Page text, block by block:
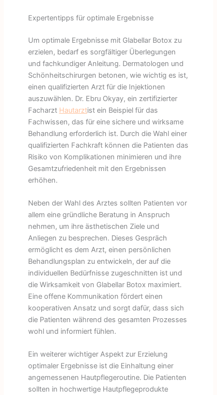
Expertentipps für optimale Ergebnisse
Um optimale Ergebnisse mit Glabellar Botox zu
erzielen, bedarf es sorgfältiger Überlegungen
und fachkundiger Anleitung. Dermatologen und
Schönheitschirurgen betonen, wie wichtig es ist,
einen qualifizierten Arzt für die Injektionen
auszuwählen. Dr. Ebru Okyay, ein zertifizierter
Facharzt Hautarztist ein Beispiel für das
Fachwissen, das für eine sichere und wirksame
Behandlung erforderlich ist. Durch die Wahl einer
qualifizierten Fachkraft können die Patienten das
Risiko von Komplikationen minimieren und ihre
Gesamtzufriedenheit mit den Ergebnissen
erhöhen.
Neben der Wahl des Arztes sollten Patienten vor
allem eine gründliche Beratung in Anspruch
nehmen, um ihre ästhetischen Ziele und
Anliegen zu besprechen. Dieses Gespräch
ermöglicht es dem Arzt, einen persönlichen
Behandlungsplan zu entwickeln, der auf die
individuellen Bedürfnisse zugeschnitten ist und
die Wirksamkeit von Glabellar Botox maximiert.
Eine offene Kommunikation fördert einen
kooperativen Ansatz und sorgt dafür, dass sich
die Patienten während des gesamten Prozesses
wohl und informiert fühlen.
Ein weiterer wichtiger Aspekt zur Erzielung
optimaler Ergebnisse ist die Einhaltung einer
angemessenen Hautpflegeroutine. Die Patienten
sollten in hochwertige Hautpflegeprodukte